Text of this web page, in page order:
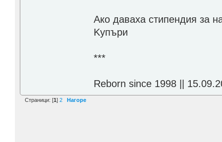
Aко даваха стипендия за
Kупъри
***
Reborn since 1998 ||
Страници: [1] 2 Нагоре